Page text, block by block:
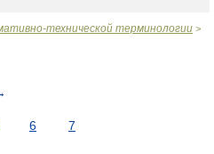
технической терминологии >
6 7